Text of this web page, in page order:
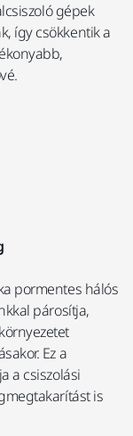
gépek
így csökkentik a
pormentes hálós
párosítja,
Ez a
a csiszolási
is